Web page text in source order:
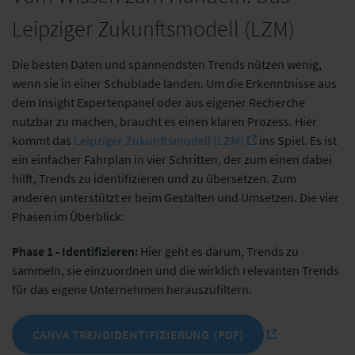
Leipziger Zukunftsmodell (LZM)
Die besten Daten und spannendsten Trends nützen wenig,
wenn sie in einer Schublade landen. Um die Erkenntnisse aus
dem Insight Expertenpanel oder aus eigener Recherche
nutzbar zu machen, braucht es einen klaren Prozess. Hier
kommt das Leipziger Zukunftsmodell (LZM)
ins Spiel. Es ist
ein einfacher Fahrplan in vier Schritten, der zum einen dabei
hilft, Trends zu identifizieren und zu übersetzen. Zum
anderen unterstützt er beim Gestalten und Umsetzen. Die vier
Phasen im Überblick:
Phase 1 - Identifizieren: Hier geht es darum, Trends zu
sammeln, sie einzuordnen und die wirklich relevanten Trends
für das eigene Unternehmen herauszufiltern.
CANVA TRENDIDENTIFIZIERUNG (PDF)